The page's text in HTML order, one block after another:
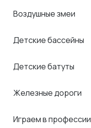
Воздушные змеи
Детские бассейны
Детские батуты
Железные дороги
Играем в профессии